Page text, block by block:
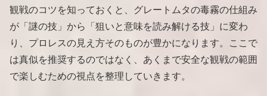
観戦のコツを知っておくと、グレートムタの毒霧の仕組み
が「謎の技」から「狙いと意味を読み解ける技」に変わ
り、プロレスの見え方そのものが豊かになります。ここで
は真似を推奨するのではなく、あくまで安全な観戦の範囲
で楽しむための視点を整理していきます。